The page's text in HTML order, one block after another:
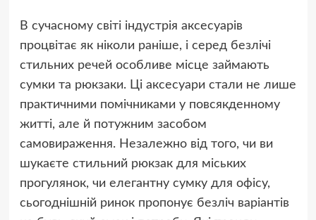
В сучасному світі індустрія аксесуарів
процвітає як ніколи раніше, і серед безлічі
стильних речей особливе місце займають
сумки та рюкзаки. Ці аксесуари стали не лише
практичними помічниками у повсякденному
житті, але й потужним засобом
самовираження. Незалежно від того, чи ви
шукаєте стильний рюкзак для міських
прогулянок, чи елегантну сумку для офісу,
сьогоднішній ринок пропонує безліч варіантів